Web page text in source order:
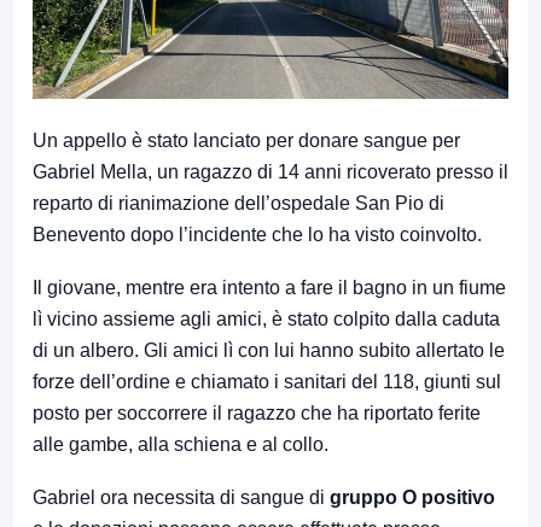
Un appello è stato lanciato per donare sangue per
Gabriel Mella, un ragazzo di 14 anni ricoverato presso il
reparto di rianimazione dell’ospedale San Pio di
Benevento dopo l’incidente che lo ha visto coinvolto.
Il giovane, mentre era intento a fare il bagno in un fiume
lì vicino assieme agli amici, è stato colpito dalla caduta
di un albero. Gli amici lì con lui hanno subito allertato le
forze dell’ordine e chiamato i sanitari del 118, giunti sul
posto per soccorrere il ragazzo che ha riportato ferite
alle gambe, alla schiena e al collo.
Gabriel ora necessita di sangue di gruppo O positivo